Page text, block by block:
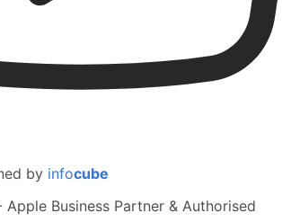
by infocube
Business Partner & Authorised